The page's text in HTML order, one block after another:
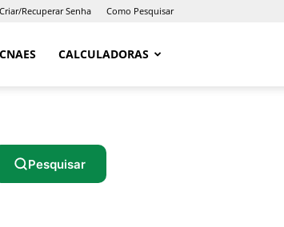
Criar/Recuperar Senha Como Pesquisar
CNAES CALCULADORAS
Pesquisar